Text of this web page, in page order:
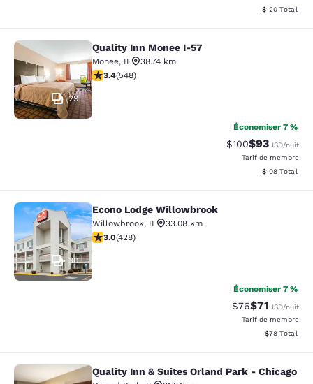
Afficher les
$120 Total
Quality Inn Monee I-57
29
Quality Inn Monee I-57
Monee, IL
38.74 km
3.43 étoiles. Bien. 548 commentaires
3.4(548)
Économiser 7 %
Tarif barré :
$100Tarif réduit :
$93USD/nuit
Tarif de membre
Afficher les
$108 Total
Econo Lodge Willowbrook
30
Econo Lodge Willowbrook
Willowbrook, IL
33.08 km
2.99 étoiles. Moyen. 428 commentaires
3.0(428)
Économiser 7 %
Tarif barré :
$76Tarif réduit :
$71USD/nuit
Tarif de membre
Afficher les
$78 Total
Quality Inn & Suites Orland Park -
Quality Inn & Suites Orland Park - Chicago